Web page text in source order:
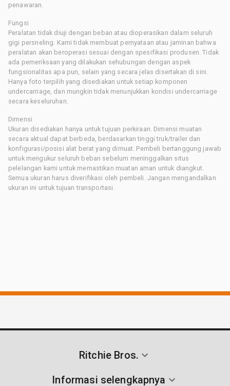
penawaran.
Fungsi
Peralatan tidak diuji dengan beban atau dioperasikan dalam seluruh
gigi persneling. Kami tidak membuat pernyataan atau jaminan bahwa
peralatan akan beroperasi sesuai dengan spesifikasi produsen. Tidak
ada pemeriksaan yang dilakukan sehubungan dengan aspek
fungsionalitas apa pun, selain yang secara jelas disertakan di sini.
Hanya foto terpilih yang disediakan untuk setiap komponen
undercarriage, dan mungkin tidak menunjukkan kondisi undercarriage
secara keseluruhan.
Dimensi
Ukuran disediakan hanya untuk tujuan perkiraan. Dimensi muatan
secara aktual dapat berbeda, berdasarkan tinggi truk/trailer dan
konfigurasi/posisi alat berat yang dimuat. Pembeli bertanggung jawab
untuk mengukur seluruh beban sebelum meninggalkan situs
pelelangan kami untuk memastikan muatan aman untuk diangkut.
Semua ukuran harus diverifikasi oleh pembeli. Jangan mengandalkan
ukuran ini untuk tujuan transportasi.
Ritchie Bros.
Informasi selengkapnya